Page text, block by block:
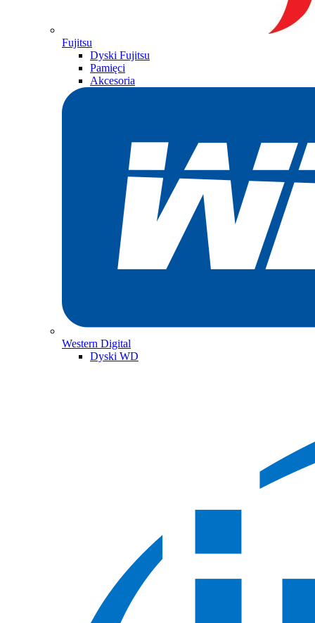
Fujitsu
Dyski Fujitsu
Pamięci
Akcesoria
Western Digital
Dyski WD